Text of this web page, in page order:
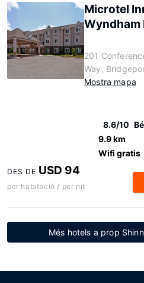
Microtel
201
Way,
Mostra mapa
8.6/10 Bé
9.9 km
Wifi gratis
DES DE USD 94
per habitació / per nit
Més hotels a prop